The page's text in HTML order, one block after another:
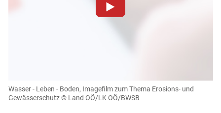
einsehen und korrigieren
Cookies Einstellungen
Wasser - Leben - Boden, Imagefilm zum Thema Erosions- und
Gewässerschutz © Land OÖ/LK OÖ/BWSB